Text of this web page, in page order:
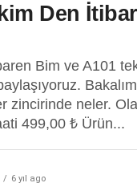
Den
Bim ve A101
zincirinde neler.
499,00 ₺ Ürün...
6 yıl ago